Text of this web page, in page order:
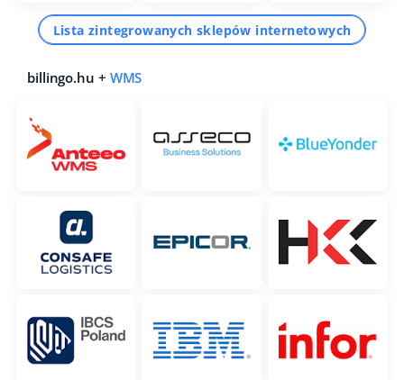
Lista zintegrowanych sklepów internetowych
billingo.hu + WMS